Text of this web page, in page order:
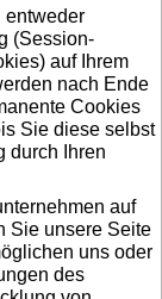
entweder
(Session-
auf Ihrem
nach Ende
Cookies
Sie diese selbst
durch Ihren
auf
Sie unsere Seite
uns oder
des